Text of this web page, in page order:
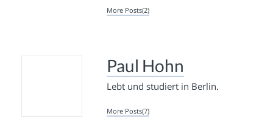
More Posts(2)
Paul Hohn
Lebt und studiert in Berlin.
More Posts(7)